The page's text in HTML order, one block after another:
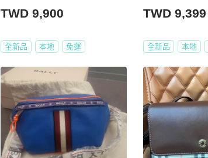
TWD 9,900
全新品 本地 免運
TWD 9,399
全新品 本地